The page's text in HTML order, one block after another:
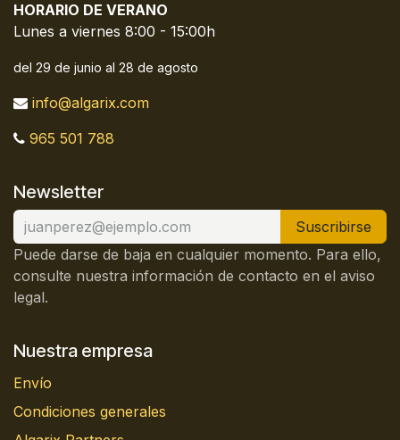
HORARIO DE VERANO
Lunes a viernes 8:00 - 15:00h
del 29 de junio al 28 de agosto
info@algarix.com
965 501 788
Newsletter
Suscribirse
Puede darse de baja en cualquier momento. Para ello,
consulte nuestra información de contacto en el aviso
legal.
Nuestra empresa
Envío
Condiciones generales